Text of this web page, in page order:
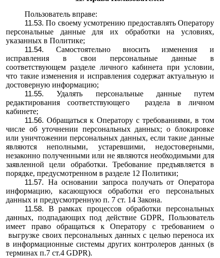
Пользователь вправе:
По своему усмотрению предоставлять Оператору
персональные данные для их обработки на условиях,
указанных в Политике;
Самостоятельно вносить изменения и
исправления в свои персональные данные в
соответствующем разделе личного кабинета при условии,
что такие изменения и исправления содержат актуальную и
достоверную информацию;
Удалять персональные данные путем
редактирования соответствующего раздела в личном
кабинете;
Обращаться к Оператору с требованиями, в том
числе об уточнении персональных данных; о блокировке
или уничтожении персональных данных, если такие данные
являются неполными, устаревшими, недостоверными,
незаконно полученными или не являются необходимыми для
заявленной цели обработки. Требование предъявляется в
порядке, предусмотренном в разделе 12 Политики;
На основании запроса получать от Оператора
информацию, касающуюся обработки его персональных
данных и предусмотренную п. 7 ст. 14 Закона.
В рамках процессов обработки персональных
данных, подпадающих под действие GDPR, Пользователь
имеет право обращаться к Оператору с требованием о
выгрузке своих персональных данных с целью переноса их
в информационные системы других контролеров данных (в
терминах п.7 ст.4 GDPR).